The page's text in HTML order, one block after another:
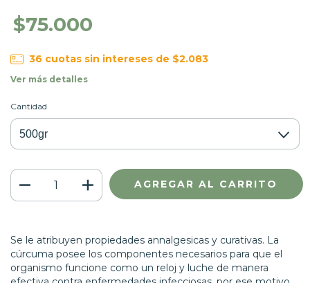
$75.000
36 cuotas sin intereses de $2.083
Ver más detalles
Cantidad
Se le atribuyen propiedades annalgesicas y curativas. La
cúrcuma posee los componentes necesarios para que el
organismo funcione como un reloj y luche de manera